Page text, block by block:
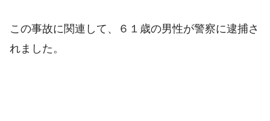
この事故に関連して、６１歳の男性が警察に逮捕さ
れました。